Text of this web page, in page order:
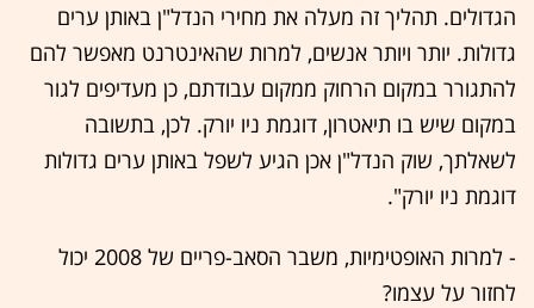
הגדולים. תהליך זה מעלה את מחירי הנדל"ן באותן ערים
גדולות. יותר ויותר אנשים, למרות שהאינטרנט מאפשר להם
להתגורר במקום הרחוק ממקום עבודתם, כן מעדיפים לגור
במקום שיש בו תיאטרון, דוגמת ניו יורק. לכן, בתשובה
לשאלתך, שוק הנדל"ן אכן הגיע לשפל באותן ערים גדולות
דוגמת ניו יורק".
- למרות האופטימיות, משבר הסאב-פריים של 2008 יכול
לחזור על עצמו?